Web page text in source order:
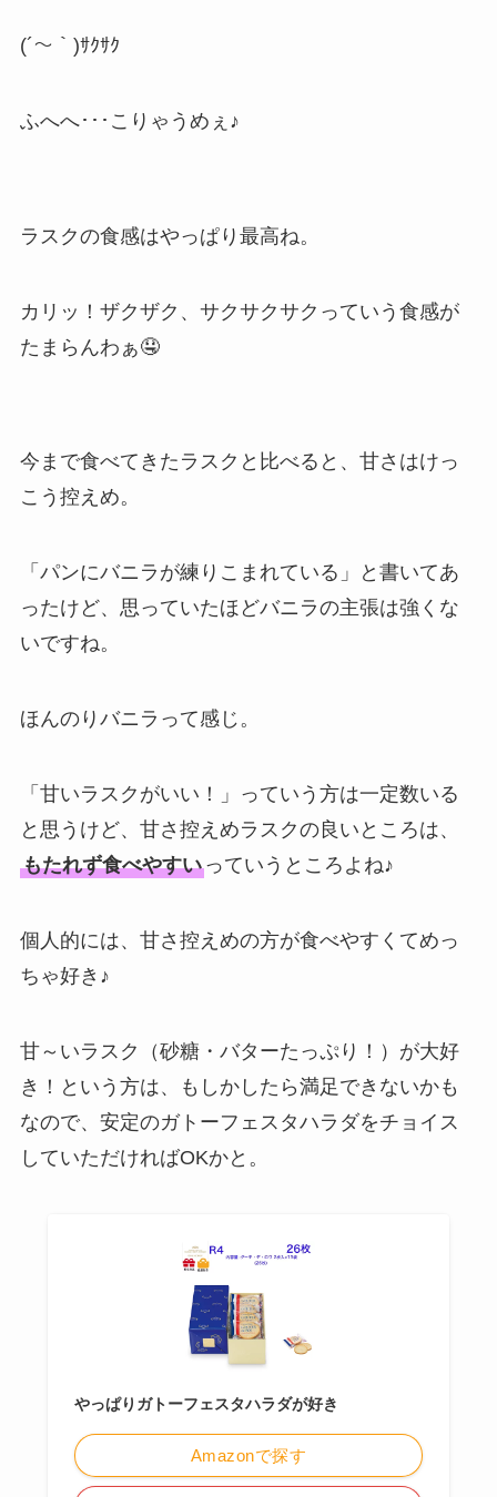
(´～｀)ｻｸｻｸ
ふへへ･･･こりゃうめぇ♪
ラスクの食感はやっぱり最高ね。
カリッ！ザクザク、サクサクサクっていう食感が
たまらんわぁ🤤
今まで食べてきたラスクと比べると、甘さはけっ
こう控えめ。
「パンにバニラが練りこまれている」と書いてあ
ったけど、思っていたほどバニラの主張は強くな
いですね。
ほんのりバニラって感じ。
「甘いラスクがいい！」っていう方は一定数いる
と思うけど、甘さ控えめラスクの良いところは、
もたれず食べやすいっていうところよね♪
個人的には、甘さ控えめの方が食べやすくてめっ
ちゃ好き♪
甘～いラスク（砂糖・バターたっぷり！）が大好
き！という方は、もしかしたら満足できないかも
なので、安定のガトーフェスタハラダをチョイス
していただければOKかと。
やっぱりガトーフェスタハラダが好き
Amazonで探す